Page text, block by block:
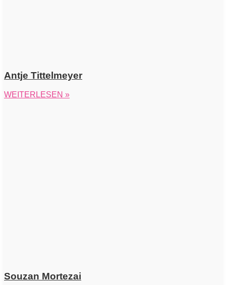
Antje Tittelmeyer
WEITERLESEN »
Souzan Mortezai